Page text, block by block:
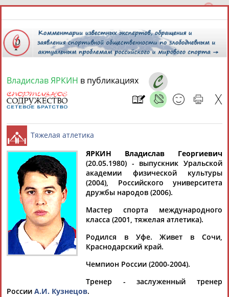
7 августа 2026 года,
СПОРТСМЕНЫ, ТРЕНЕРЫ И СПЕЦИАЛИСТЫ
Найдено: 1персона Расширенный поиск
Владислав
ЯРКИН
Ваш запрос: "Владислав ЯРКИН"
Документы 1-2 из 2 найденных уникальных документов
Владислав ЯРКИН в публикациях
Тяжелая атлетика
ЯРКИН Владислав Георгиевич
(20.05.1980) - выпускник Уральской
академии физической культуры
(2004), Российского университета
дружбы народов (2006).
Мастер спорта международного
класса (2001, тяжелая атлетика).
Родился в Уфе. Живет в Сочи,
Краснодарский край.
Чемпион России (2000-2004).
Тренер - заслуженный тренер
России А.И. Кузнецов.